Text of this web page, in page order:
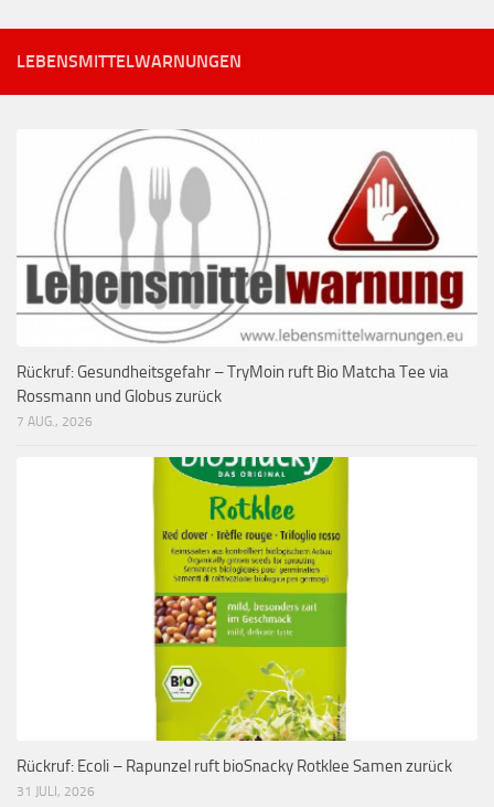
LEBENSMITTELWARNUNGEN
Rückruf: Gesundheitsgefahr – TryMoin ruft Bio Matcha Tee via
Rossmann und Globus zurück
7 AUG., 2026
Rückruf: Ecoli – Rapunzel ruft bioSnacky Rotklee Samen zurück
31 JULI, 2026